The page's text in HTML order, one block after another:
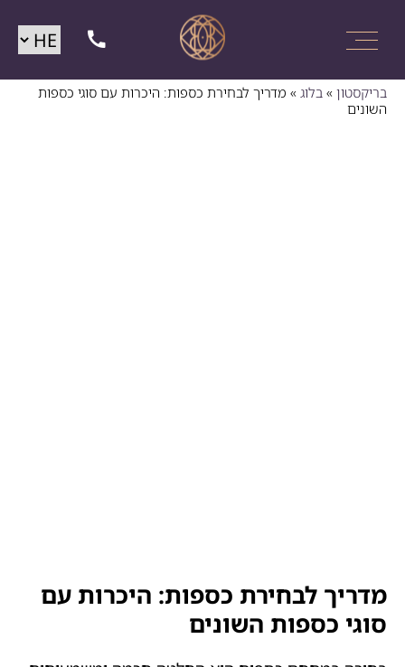
בריקסטון » בלוג » מדריך לבחירת כספות: היכרות עם סוגי כספות
השונים
מדריך לבחירת כספות: היכרות עם
סוגי כספות השונים